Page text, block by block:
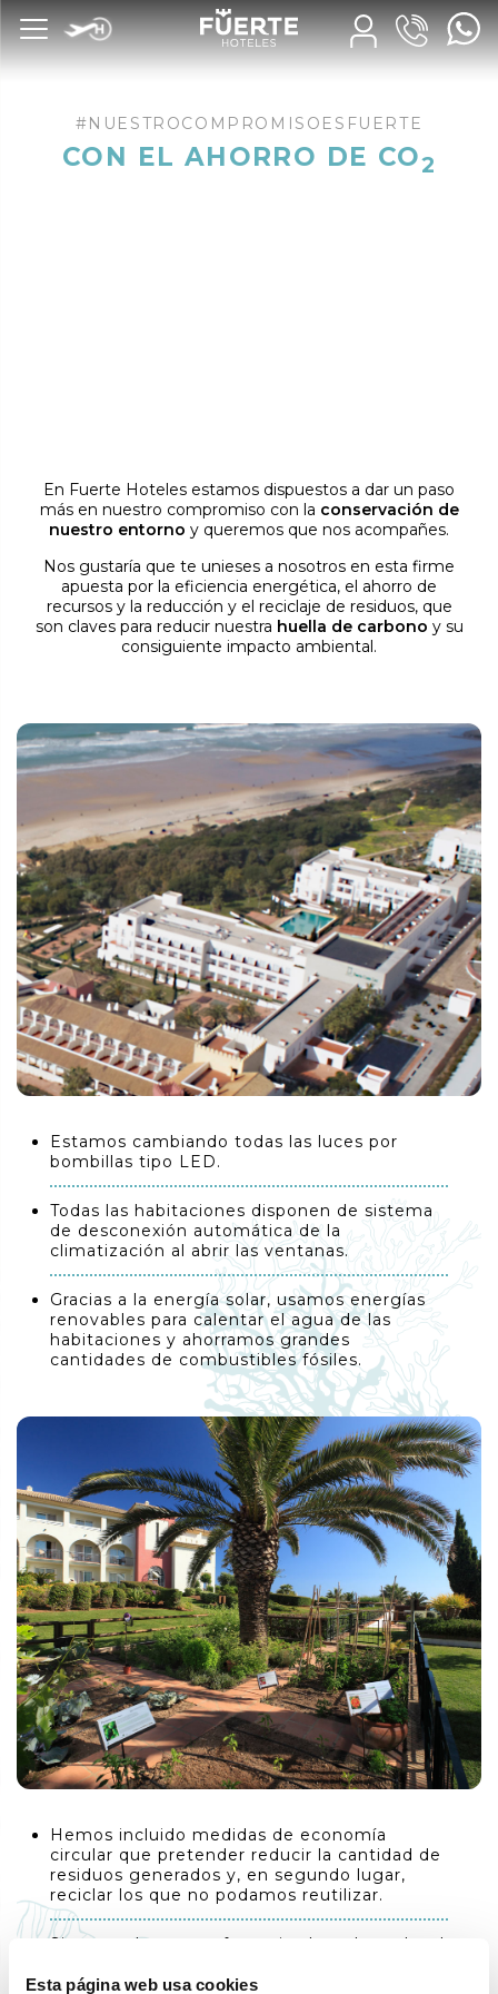
‌Esta página web usa cookies
#NUESTROCOMPROMISOESFUERTE
CON EL AHORRO DE CO2
En Fuerte Hoteles estamos dispuestos a dar un paso
más en nuestro compromiso con la conservación de
nuestro entorno y queremos que nos acompañes.
Nos gustaría que te unieses a nosotros en esta firme
apuesta por la eficiencia energética, el ahorro de
recursos y la reducción y el reciclaje de residuos, que
son claves para reducir nuestra huella de carbono y su
consiguiente impacto ambiental.
Estamos cambiando todas las luces por
bombillas tipo LED.
Todas las habitaciones disponen de sistema
de desconexión automática de la
climatización al abrir las ventanas.
Gracias a la energía solar, usamos energías
renovables para calentar el agua de las
habitaciones y ahorramos grandes
cantidades de combustibles fósiles.
Hemos incluido medidas de economía
circular que pretender reducir la cantidad de
residuos generados y, en segundo lugar,
reciclar los que no podamos reutilizar.
Siempre damos preferencia al producto local